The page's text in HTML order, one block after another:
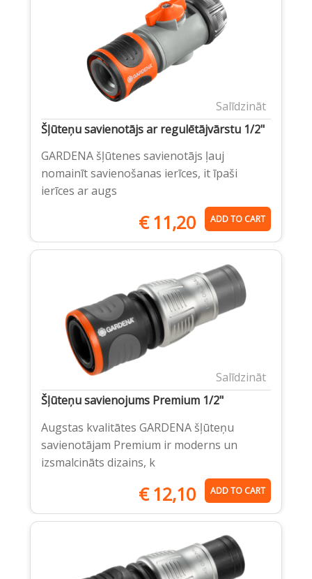
Salīdzināt
Šļūteņu savienotājs ar regulētājvārstu 1/2"
GARDENA šļūtenes savienotājs ļauj
nomainīt savienošanas ierīces, it īpaši
ierīces ar augs
€11,20 ADD TO CART
Salīdzināt
Šļūteņu savienojums Premium 1/2"
Augstas kvalitātes GARDENA šļūteņu
savienotājam Premium ir moderns un
izsmalcināts dizains, k
€12,10 ADD TO CART